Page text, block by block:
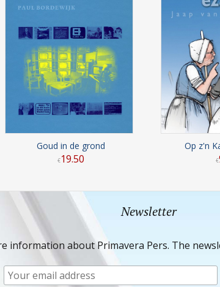
Goud in de grond
€19.50
Op z'n
€
Newsletter
information about Primavera Pers. The